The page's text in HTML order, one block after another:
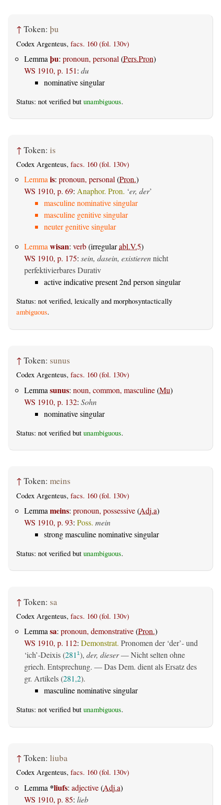
↑ Token: þu
Codex Argenteus, facs. 160 (fol. 130v)
Lemma þu: pronoun, personal (Pers.Pron)
WS 1910, p. 151: du
nominative singular
Status: not verified but unambiguous.
↑ Token: is
Codex Argenteus, facs. 160 (fol. 130v)
Lemmais: pronoun, personal(Pron.)
WS 1910, p. 69: Anaphor. Pron. ‘er, der’
masculine nominative singular
masculine genitive singular
neuter genitive singular
Lemmawisan: verb(irregularabl.V.5)
WS 1910, p. 175: sein, dasein, existierennicht
perfektivierbares Durativ
active indicative present 2nd person singular
Status: not verified, lexically and morphosyntactically
ambiguous.
↑ Token: sunus
Codex Argenteus, facs. 160 (fol. 130v)
Lemma sunus: noun, common, masculine(Mu)
WS 1910, p. 132: Sohn
nominative singular
Status: not verified but unambiguous.
↑ Token: meins
Codex Argenteus, facs. 160 (fol. 130v)
Lemma meins: pronoun, possessive(Adj.a)
WS 1910, p. 93: Poss. mein
strong masculine nominative singular
Status: not verified but unambiguous.
↑ Token: sa
Codex Argenteus, facs. 160 (fol. 130v)
Lemmasa: pronoun, demonstrative(Pron.)
WS 1910, p. 112: Demonstrat. Pronomen der ‘der’- und
‘ich’-Deixis (281 1), der, dieser— Nicht selten ohne
griech. Entsprechung. — Das Dem. dient als Ersatz des
gr. Artikels (281,2).
masculine nominative singular
Status: not verified but unambiguous.
↑ Token: liuba
Codex Argenteus, facs. 160 (fol. 130v)
Lemma *liufs: adjective(Adj.a)
WS 1910, p. 85: lieb